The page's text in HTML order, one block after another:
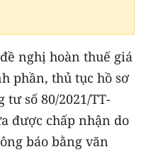
nghị hoàn thuế giá
phần, thủ tục hồ sơ
số 80/2021/TT-
được chấp nhận do
báo bằng văn